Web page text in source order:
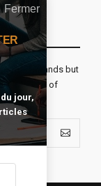
new lands but
of
Fermer
jour,